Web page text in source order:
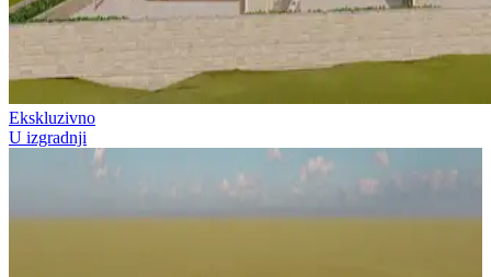
Ekskluzivno
U izgradnji